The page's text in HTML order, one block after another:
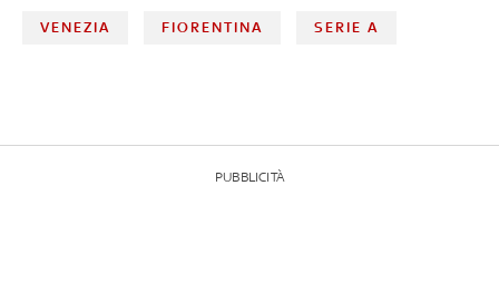
VENEZIA FIORENTINA SERIE A
PUBBLICITÀ